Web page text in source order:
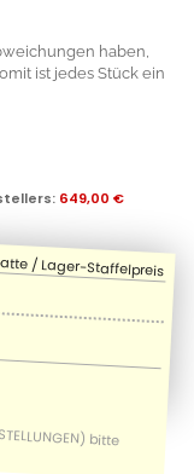
haben,
ist jedes Stück ein
: 649,00 €